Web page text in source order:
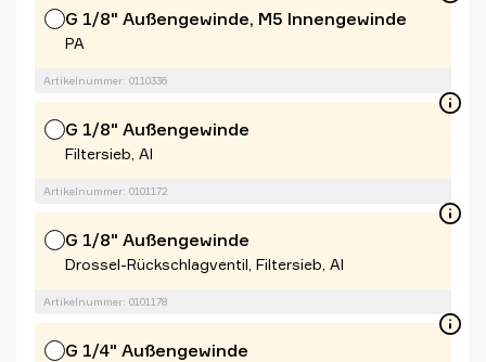
G 1/8" Außengewinde, M5 Innengewinde
PA
Artikelnummer: 0110336
G 1/8" Außengewinde
Filtersieb, Al
Artikelnummer: 0101172
G 1/8" Außengewinde
Drossel-Rückschlagventil, Filtersieb, Al
Artikelnummer: 0101178
G 1/4" Außengewinde